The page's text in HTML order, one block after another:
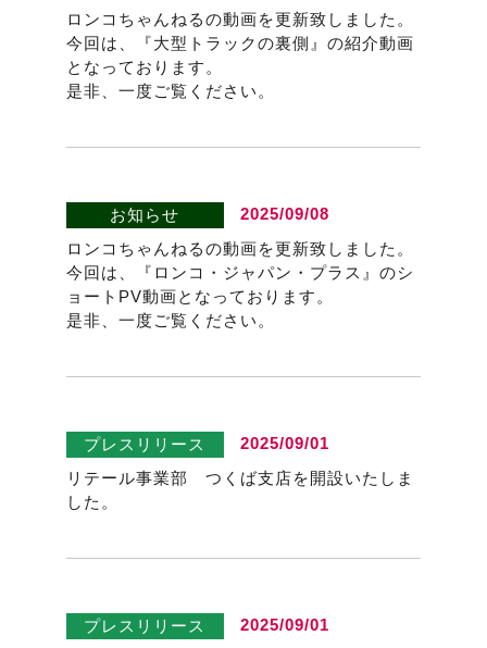
ロンコちゃんねるの動画を更新致しました。
今回は、『大型トラックの裏側』の紹介動画
となっております。
是非、一度ご覧ください。
お知らせ
2025/09/08
ロンコちゃんねるの動画を更新致しました。
今回は、『ロンコ・ジャパン・プラス』のシ
ョートPV動画となっております。
是非、一度ご覧ください。
プレスリリース
2025/09/01
リテール事業部 つくば支店を開設いたしま
した。
プレスリリース
2025/09/01